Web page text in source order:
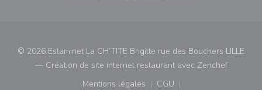
© 2026 Estaminet La CH’TITE Brigitte rue des Bouchers LILLE
— Création de site internet restaurant avec Zenchef((ouvre
Mentions légales
CGU